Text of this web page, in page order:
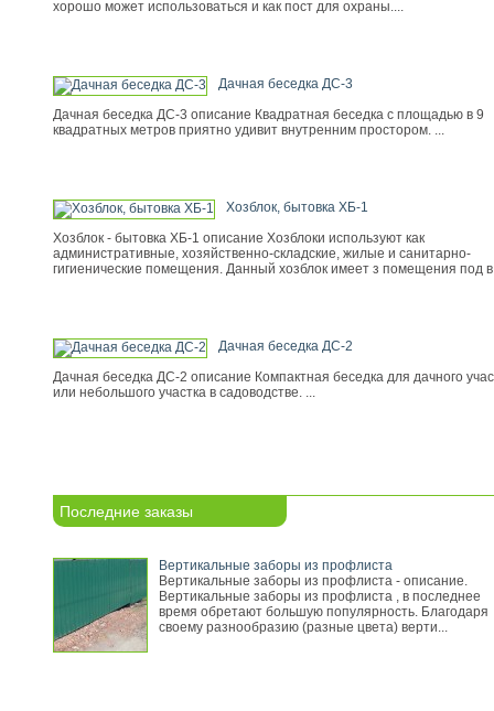
хорошо может использоваться и как пост для охраны....
Дачная беседка ДС-3
Дачная беседка ДС-3 описание Квадратная беседка с площадью в 9
квадратных метров приятно удивит внутренним простором. ...
Хозблок, бытовка ХБ-1
Хозблок - бытовка ХБ-1 описание Хозблоки используют как
административные, хозяйственно-складские, жилые и санитарно-
гигиенические помещения. Данный хозблок имеет з помещения под
Дачная беседка ДС-2
Дачная беседка ДС-2 описание Компактная беседка для дачного
или небольшого участка в садоводстве. ...
Последние заказы
Вертикальные заборы из профлиста
Вертикальные заборы из профлиста - описание.
Вертикальные заборы из профлиста , в последнее
время обретают большую популярность. Благодаря
своему разнообразию (разные цвета) верти...